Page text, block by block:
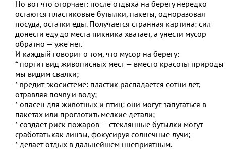
Но вот что огорчает: после отдыха на берегу нередко
остаются пластиковые бутылки, пакеты, одноразовая
посуда, остатки еды. Получается странная картина: сил
донести еду до места пикника хватает, а унести мусор
обратно — уже нет.
И каждый говорит о том, что мусор на берегу:
* портит вид живописных мест — вместо красоты природы
мы видим свалки;
* вредит экосистеме: пластик распадается сотни лет,
отравляя почву и воду;
* опасен для животных и птиц: они могут запутаться в
пакетах или проглотить мелкие детали;
* создаёт риск пожаров — стеклянные бутылки могут
сработать как линзы, фокусируя солнечные лучи;
* делает отдых в дальнейшем ннеприятным.